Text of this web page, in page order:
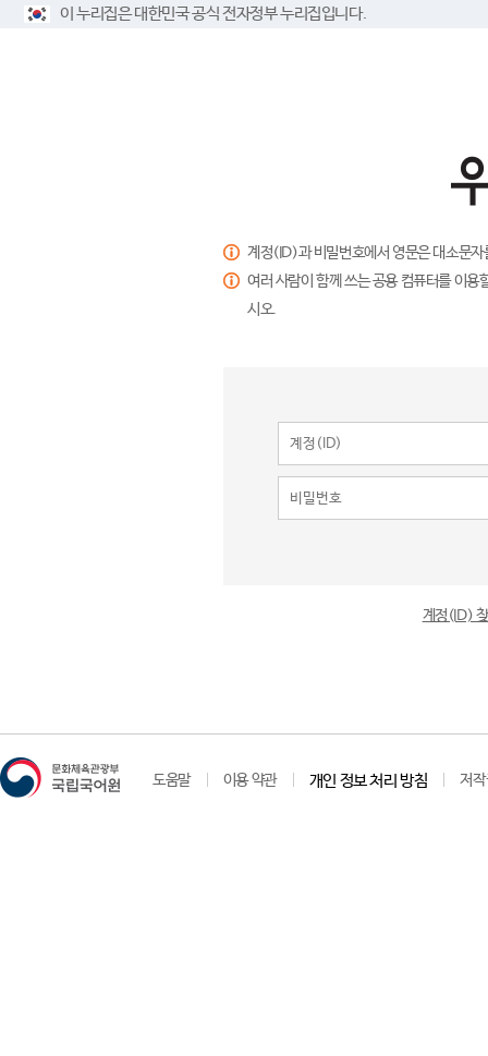
이 누리집은 대한민국 공식 전자정부 누리집입니다.
계정(ID)과 비밀번호에서 영문은 대소문
여러 사람이 함께 쓰는 공용 컴퓨터를 이
시오.
계정(ID)
도움말 이용 약관 개인 정보 처리 방침 저